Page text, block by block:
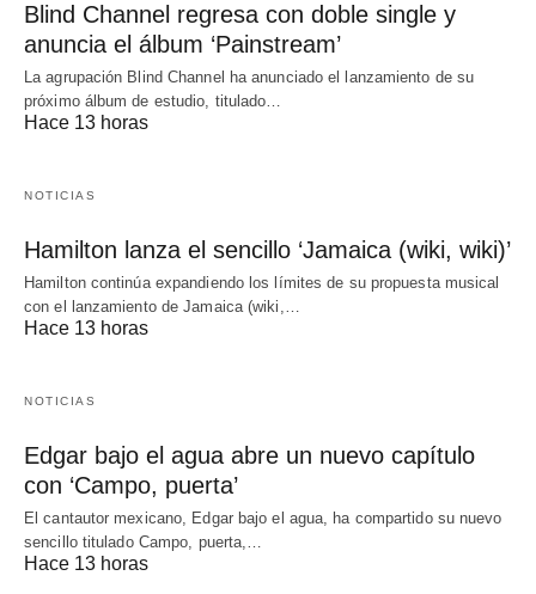
Blind Channel regresa con doble single y
anuncia el álbum ‘Painstream’
La agrupación Blind Channel ha anunciado el lanzamiento de su
próximo álbum de estudio, titulado…
Hace 13 horas
NOTICIAS
Hamilton lanza el sencillo ‘Jamaica (wiki, wiki)’
Hamilton continúa expandiendo los límites de su propuesta musical
con el lanzamiento de Jamaica (wiki,…
Hace 13 horas
NOTICIAS
Edgar bajo el agua abre un nuevo capítulo
con ‘Campo, puerta’
El cantautor mexicano, Edgar bajo el agua, ha compartido su nuevo
sencillo titulado Campo, puerta,…
Hace 13 horas